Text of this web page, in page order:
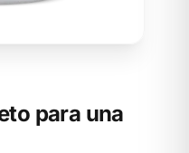
para una